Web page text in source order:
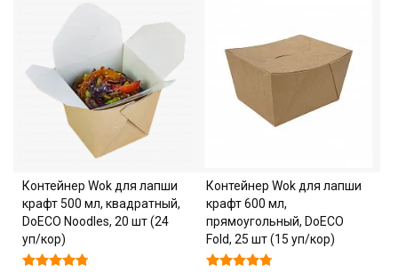
Контейнер Wok для лапши
крафт 500 мл, квадратный,
DoECO Noodles, 20 шт (24
уп/кор)
Контейнер Wok для лапши
крафт 600 мл,
прямоугольный, DoECO
Fold, 25 шт (15 уп/кор)